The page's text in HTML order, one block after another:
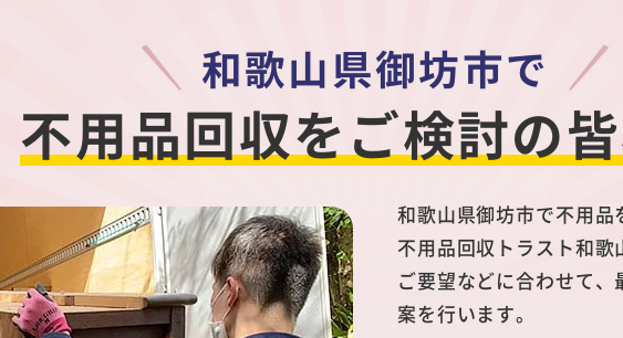
和歌山県御坊市で
不用品回収をご検討の
和歌山県御坊市で不用
不用品回収トラスト和
ご要望などに合わせて
案を行います。